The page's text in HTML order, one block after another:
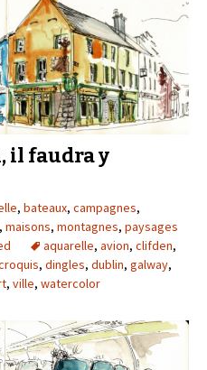
il faudra y
, bateaux, campagnes,
, maisons, montagnes, paysages
aquarelle, avion, clifden,
, dingles, dublin, galway,
, ville, watercolor